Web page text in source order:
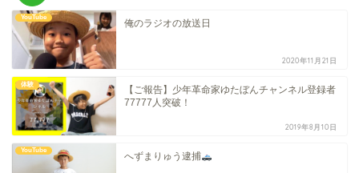
YouTube
俺のラジオの放送日
2020年11月21日
体験
【ご報告】少年革命家ゆたぼんチャンネル登録者
77777人突破！
2019年8月10日
YouTube
へずまりゅう逮捕